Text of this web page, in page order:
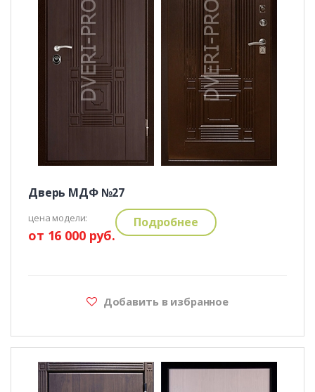
Дверь МДФ №27
цена модели:
от 16 000 руб.
Подробнее
Добавить в избранное